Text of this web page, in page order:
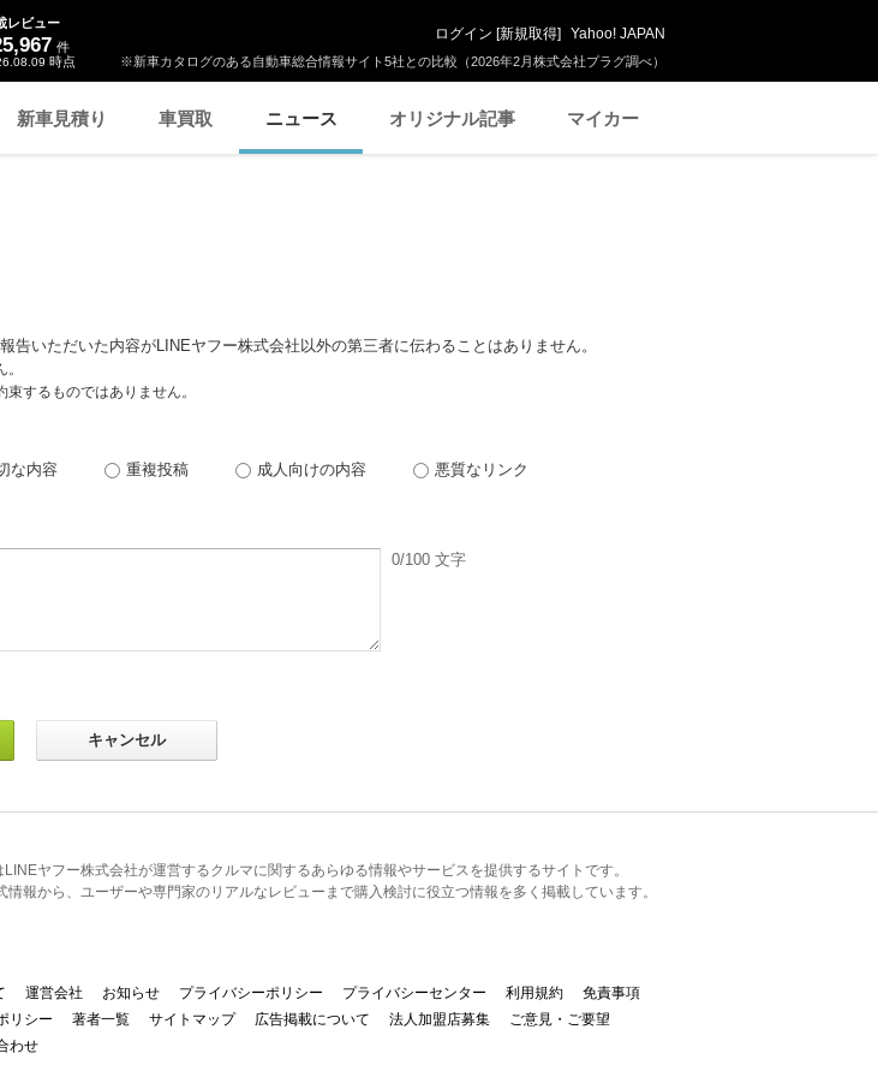
※新車カタログのある自動車総合情報サイト5社との比較（2026年2月株式会社プラグ調べ）
レビュー
件
時点
ログイン [新規取得] Yahoo! JAPAN
新車見積り 車買取 ニュース オリジナル記事 マイカー
いただいた内容がLINEヤフー株式会社以外の第三者に伝わることはありません。
するものではありません。
な内容 重複投稿 成人向けの内容
悪質なリンク
0/100 文字
ヤフー株式会社が運営するクルマに関するあらゆる情報やサービスを提供するサイトです。
情報から、ユーザーや専門家のリアルなレビューまで購入検討に役立つ情報を多く掲載しています。
運営会社 お知らせ プライバシーポリシー プライバシーセンター 利用規約
免責事項
リシー
著者一覧 サイトマップ 広告掲載について 法人加盟店募集
ご意見・ご要望
わせ